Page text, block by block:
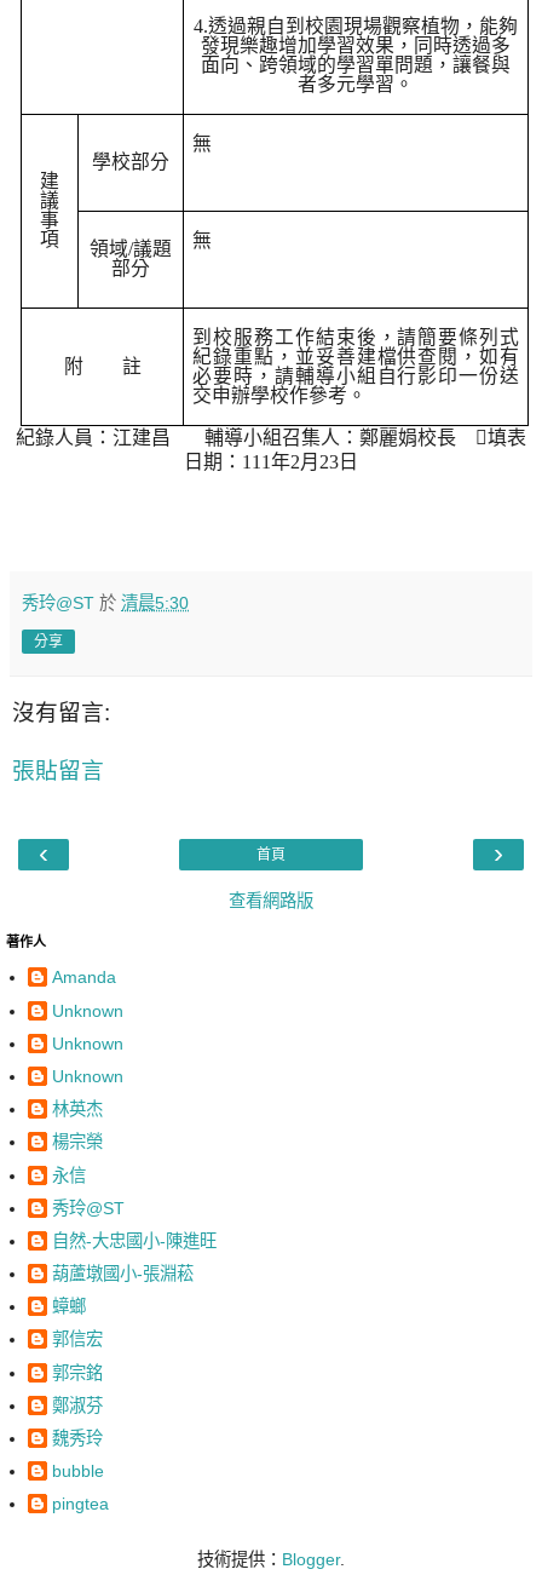
4.透過親自到校園現場觀察植物，能夠
發現樂趣增加學習效果，同時透過多
面向、跨領域的學習單問題，讓餐與
者多元學習。
建
議
事
項
學校部分
無
領域/議題
部分
無
附 註
到校服務工作結束後，請簡要條列式
紀錄重點，並妥善建檔供查閱，如有
必要時，請輔導小組自行影印一份送
交申辦學校作參考。
紀錄人員：江建昌 輔導小組召集人：鄭麗娟校長
填表
日期： 111年2月 23 日
秀玲@ST 於 清晨5:30
分享
沒有留言:
張貼留言
‹ ›
首頁
查看網路版
著作人
Amanda
Unknown
Unknown
Unknown
林英杰
楊宗榮
永信
秀玲@ST
自然-大忠國小-陳進旺
葫蘆墩國小-張淵菘
蟑螂
郭信宏
郭宗銘
鄭淑芬
魏秀玲
bubble
pingtea
技術提供： Blogger.